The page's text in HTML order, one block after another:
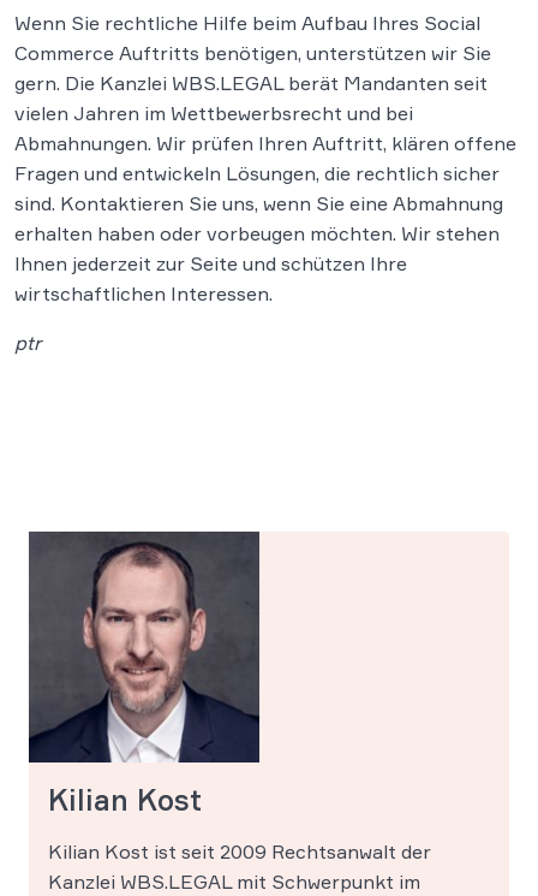
Wenn Sie rechtliche Hilfe beim Aufbau Ihres Social
Commerce Auftritts benötigen, unterstützen wir Sie
gern. Die Kanzlei WBS.LEGAL berät Mandanten seit
vielen Jahren im Wettbewerbsrecht und bei
Abmahnungen. Wir prüfen Ihren Auftritt, klären offene
Fragen und entwickeln Lösungen, die rechtlich sicher
sind. Kontaktieren Sie uns, wenn Sie eine Abmahnung
erhalten haben oder vorbeugen möchten. Wir stehen
Ihnen jederzeit zur Seite und schützen Ihre
wirtschaftlichen Interessen.
ptr
Kilian Kost
Kilian Kost ist seit 2009 Rechtsanwalt der
Kanzlei WBS.LEGAL mit Schwerpunkt im